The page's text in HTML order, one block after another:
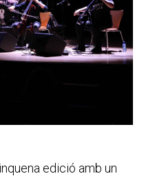
edició amb un